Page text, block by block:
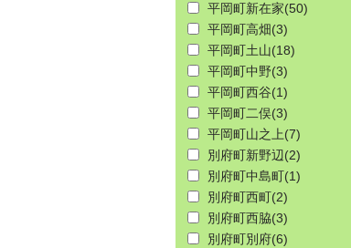
平岡町新在家(50)
平岡町高畑(3)
平岡町土山(18)
平岡町中野(3)
平岡町西谷(1)
平岡町二俣(3)
平岡町山之上(7)
別府町新野辺 (2)
別府町中島町(1)
別府町西町(2)
別府町西脇(3)
別府町別府(6)